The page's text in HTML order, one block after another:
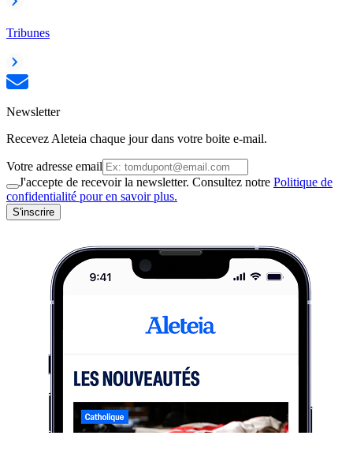
Tribunes
Newsletter
Recevez Aleteia chaque jour dans votre boite e-mail.
Votre adresse email
J'accepte de recevoir la newsletter. Consultez notre Politique de
confidentialité pour en savoir plus.
S'inscrire